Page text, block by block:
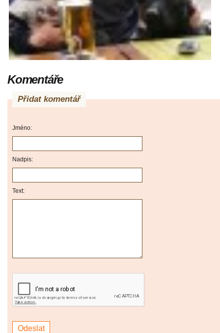
Komentáře
Přidat komentář
Jméno:
Nadpis:
Text: